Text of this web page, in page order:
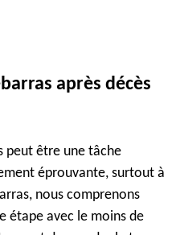
après décès
peut être une tâche
éprouvante, surtout à
nous comprenons
étape avec le moins de